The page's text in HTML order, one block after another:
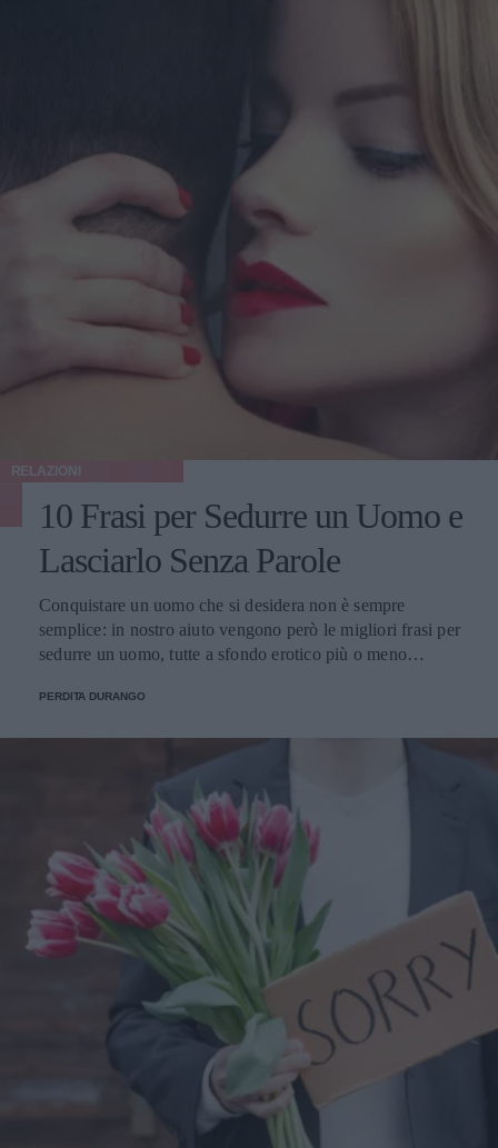
RELAZIONI
10 Frasi per Sedurre un Uomo e
Lasciarlo Senza Parole
Conquistare un uomo che si desidera non è sempre
semplice: in nostro aiuto vengono però le migliori frasi per
sedurre un uomo, tutte a sfondo erotico più o meno
PERDITA DURANGO